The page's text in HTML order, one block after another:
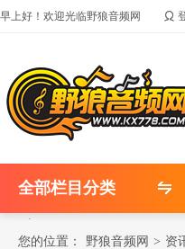
早上好！欢迎光临野狼音频网 
全部栏目分类
您的位置： 野狼音频网 > 资